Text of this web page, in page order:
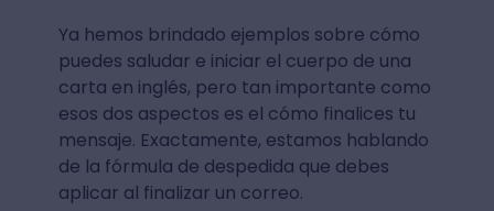
Ya hemos brindado ejemplos sobre cómo
puedes saludar e iniciar el cuerpo de una
carta en inglés, pero tan importante como
esos dos aspectos es el cómo finalices tu
mensaje. Exactamente, estamos hablando
de la fórmula de despedida que debes
aplicar al finalizar un correo.